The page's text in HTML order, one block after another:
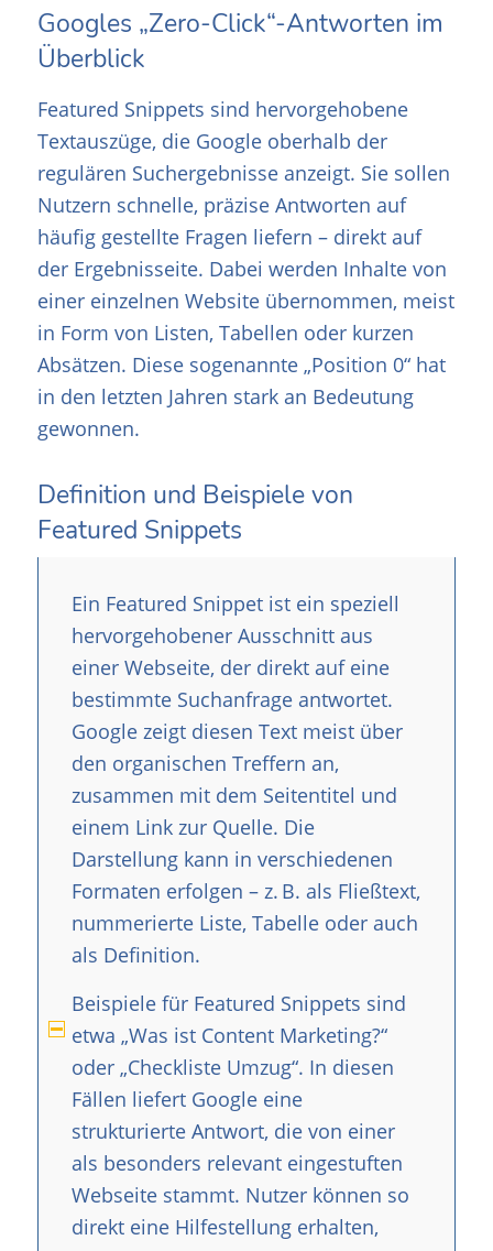
Googles „Zero-Click“-Antworten im
Überblick
Featured Snippets sind hervorgehobene
Textauszüge, die Google oberhalb der
regulären Suchergebnisse anzeigt. Sie sollen
Nutzern schnelle, präzise Antworten auf
häufig gestellte Fragen liefern – direkt auf
der Ergebnisseite. Dabei werden Inhalte von
einer einzelnen Website übernommen, meist
in Form von Listen, Tabellen oder kurzen
Absätzen. Diese sogenannte „Position 0“ hat
in den letzten Jahren stark an Bedeutung
gewonnen.
Definition und Beispiele von
Featured Snippets
Ein Featured Snippet ist ein speziell
hervorgehobener Ausschnitt aus
einer Webseite, der direkt auf eine
bestimmte Suchanfrage antwortet.
Google zeigt diesen Text meist über
den organischen Treffern an,
zusammen mit dem Seitentitel und
einem Link zur Quelle. Die
Darstellung kann in verschiedenen
Formaten erfolgen – z. B. als Fließtext,
nummerierte Liste, Tabelle oder auch
als Definition.
Beispiele für Featured Snippets sind
etwa „Was ist Content Marketing?“
oder „Checkliste Umzug“. In diesen
Fällen liefert Google eine
strukturierte Antwort, die von einer
als besonders relevant eingestuften
Webseite stammt. Nutzer können so
direkt eine Hilfestellung erhalten,